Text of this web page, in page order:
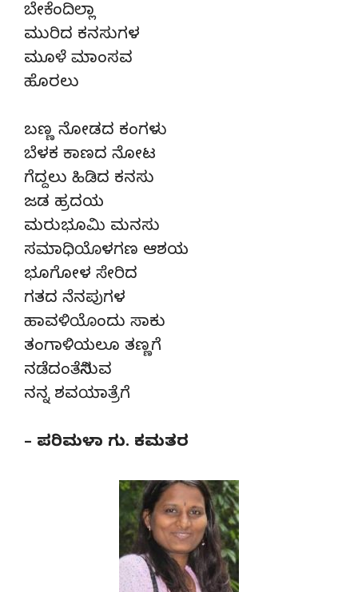
ಬೇಕೆಂದಿಲ್ಲಾ
ಮುರಿದ ಕನಸುಗಳ
ಮೂಳೆ ಮಾಂಸವ
ಹೊರಲು
ಬಣ್ಣ ನೋಡದ ಕಂಗಳು
ಬೆಳಕ ಕಾಣದ ನೋಟ
ಗೆದ್ದಲು ಹಿಡಿದ ಕನಸು
ಜಡ ಹ್ರದಯ
ಮರುಭೂಮಿ ಮನಸು
ಸಮಾಧಿಯೊಳಗಣ ಆಶಯ
ಭೂಗೋಳ ಸೇರಿದ
ಗತದ ನೆನಪುಗಳ
ಹಾವಳಿಯೊಂದು ಸಾಕು
ತಂಗಾಳಿಯಲೂ ತಣ್ಣಗೆ
ನಡೆದಂತೆನಿಸುವ
ನನ್ನ ಶವಯಾತ್ರೆಗೆ
– ಪರಿಮಳಾ ಗು. ಕಮತರ